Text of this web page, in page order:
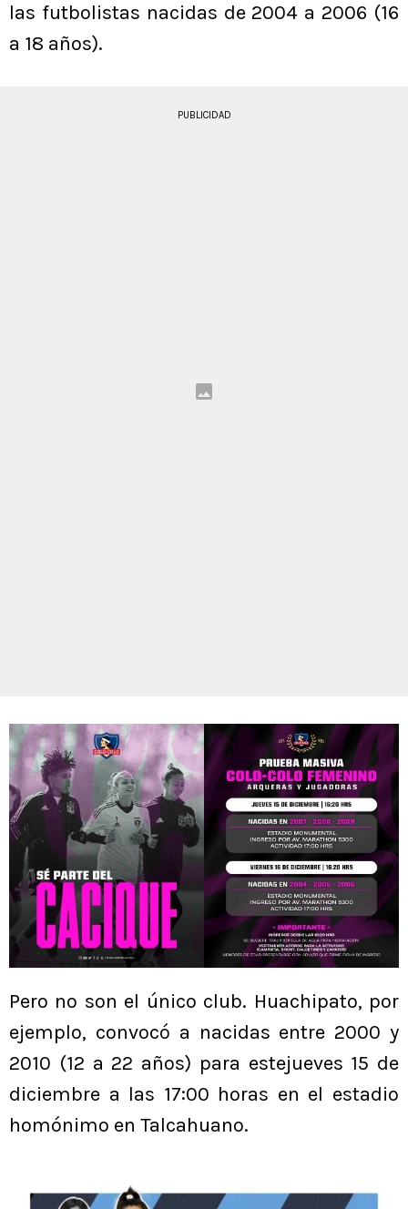
las futbolistas nacidas de 2004 a 2006 (16
a 18 años).
PUBLICIDAD
Pero no son el único club. Huachipato, por
ejemplo, convocó a nacidas entre 2000 y
2010 (12 a 22 años) para estejueves 15 de
diciembre a las 17:00 horas en el estadio
homónimo en Talcahuano.